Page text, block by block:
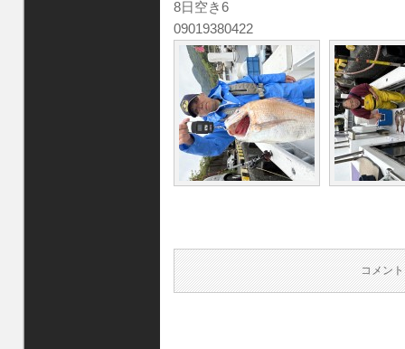
8日空き6
09019380422
コメン